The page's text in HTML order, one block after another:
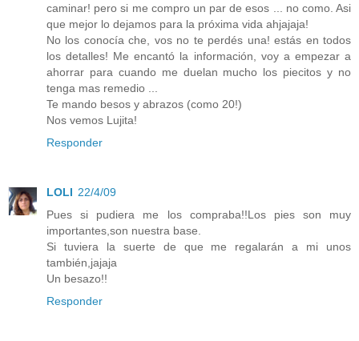
caminar! pero si me compro un par de esos ... no como. Asi
que mejor lo dejamos para la próxima vida ahjajaja!
No los conocía che, vos no te perdés una! estás en todos
los detalles! Me encantó la información, voy a empezar a
ahorrar para cuando me duelan mucho los piecitos y no
tenga mas remedio ...
Te mando besos y abrazos (como 20!)
Nos vemos Lujita!
Responder
LOLI 22/4/09
Pues si pudiera me los compraba!!Los pies son muy
importantes,son nuestra base.
Si tuviera la suerte de que me regalarán a mi unos
también,jajaja
Un besazo!!
Responder